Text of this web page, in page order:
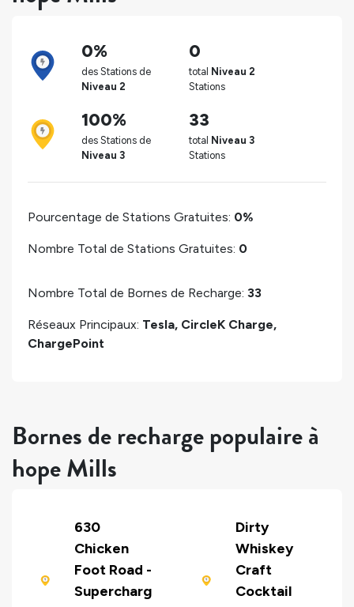
0%
des Stations de
Niveau 2
0
total Niveau 2
Stations
100%
des Stations de
Niveau 3
33
total Niveau 3
Stations
Pourcentage de Stations Gratuites: 0%
Nombre Total de Stations Gratuites: 0
Nombre Total de Bornes de Recharge: 33
Réseaux Principaux: Tesla, CircleK Charge,
ChargePoint
Bornes de recharge populaire à
hope Mills
630
Chicken
Foot Road -
Supercharg
Dirty
Whiskey
Craft
Cocktail